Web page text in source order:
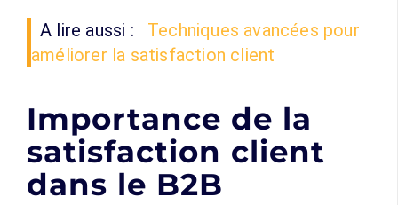
A lire aussi :
Techniques avancées pour
améliorer la satisfaction client
Importance de la
satisfaction client
dans le B2B